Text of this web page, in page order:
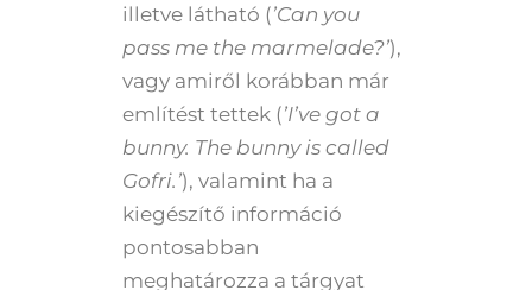
illetve látható (’Can you
pass me the marmelade?’),
vagy amiről korábban már
említést tettek (’I’ve got a
bunny. The bunny is called
Gofri.’), valamint ha a
kiegészítő információ
pontosabban
meghatározza a tárgyat